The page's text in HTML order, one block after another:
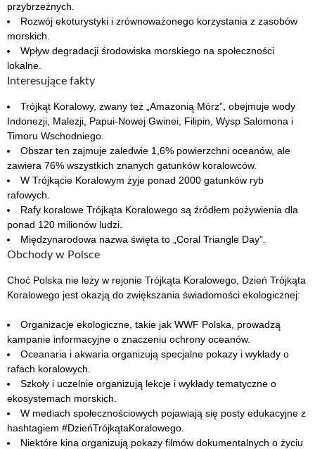
przybrzeżnych.
Rozwój ekoturystyki i zrównoważonego korzystania z zasobów
morskich.
Wpływ degradacji środowiska morskiego na społeczności
lokalne.
Interesujące fakty
Trójkąt Koralowy, zwany też „Amazonią Mórz”, obejmuje wody
Indonezji, Malezji, Papui-Nowej Gwinei, Filipin, Wysp Salomona i
Timoru Wschodniego.
Obszar ten zajmuje zaledwie 1,6% powierzchni oceanów, ale
zawiera 76% wszystkich znanych gatunków koralowców.
W Trójkącie Koralowym żyje ponad 2000 gatunków ryb
rafowych.
Rafy koralowe Trójkąta Koralowego są źródłem pożywienia dla
ponad 120 milionów ludzi.
Międzynarodowa nazwa święta to „Coral Triangle Day”.
Obchody w Polsce
Choć Polska nie leży w rejonie Trójkąta Koralowego, Dzień Trójkąta
Koralowego jest okazją do zwiększania świadomości ekologicznej:
Organizacje ekologiczne, takie jak WWF Polska, prowadzą
kampanie informacyjne o znaczeniu ochrony oceanów.
Oceanaria i akwaria organizują specjalne pokazy i wykłady o
rafach koralowych.
Szkoły i uczelnie organizują lekcje i wykłady tematyczne o
ekosystemach morskich.
W mediach społecznościowych pojawiają się posty edukacyjne z
hashtagiem #DzieńTrójkątaKoralowego.
Niektóre kina organizują pokazy filmów dokumentalnych o życiu